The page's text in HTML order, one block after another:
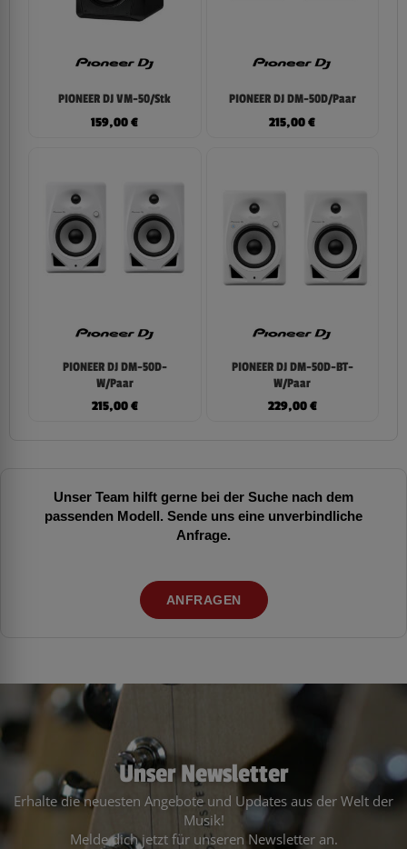
PIONEER DJ VM-50/Stk
159,00€
PIONEER DJ DM-50D/Paar
215,00€
PIONEER DJ DM-50D-
W/Paar
215,00€
PIONEER DJ DM-50D-BT-
W/Paar
229,00€
Unser Team hilft gerne bei der Suche nach dem
passenden Modell. Sende uns eine unverbindliche
Anfrage.
ANFRAGEN
Unser Newsletter
Erhalte die neuesten Angebote und Updates aus der Welt der
Musik!
Melde dich jetzt für unseren Newsletter an.